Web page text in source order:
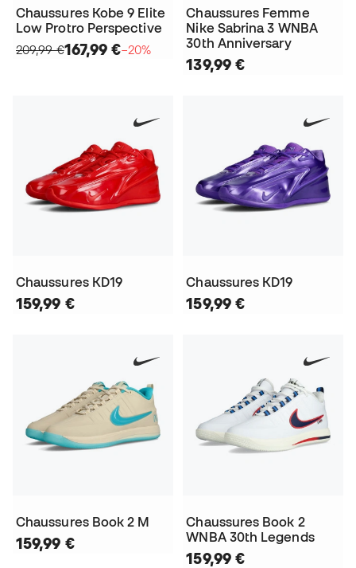
Chaussures Kobe 9 Elite
Low Protro Perspective
209,99 €167,99 €−20%
Chaussures Femme
Nike Sabrina 3 WNBA
30th Anniversary
139,99 €
Chaussures KD19
159,99 €
Chaussures KD19
159,99 €
Chaussures Book 2 M
159,99 €
Chaussures Book 2
WNBA 30th Legends
159,99 €